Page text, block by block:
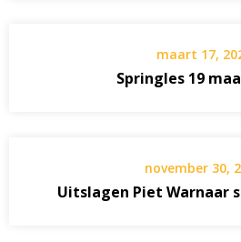
maart 17,
Springles 19
november 30,
Uitslagen Piet Warnaar